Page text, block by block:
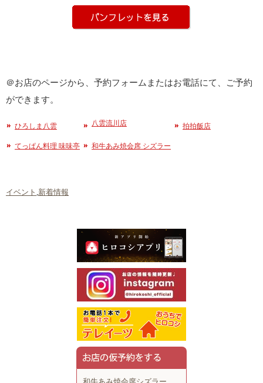
＠お店のページから、予約フォームまたはお電話にて、ご予約
ができます。
ひろしま八雲 八雲流川店 拍拍飯店
てっぱん料理 味味亭 和牛あみ焼会席 シズラー
イベント ,新着情報